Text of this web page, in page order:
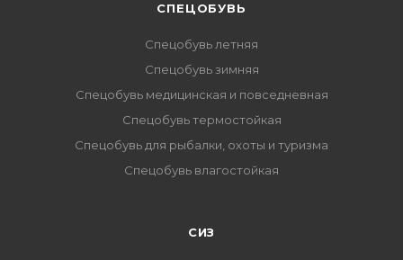
CПЕЦОБУВЬ
Спецобувь летняя
Спецобувь зимняя
Спецобувь медицинская и повседневная
Спецобувь термостойкая
Спецобувь для рыбалки, охоты и туризма
Спецобувь влагостойкая
СИЗ